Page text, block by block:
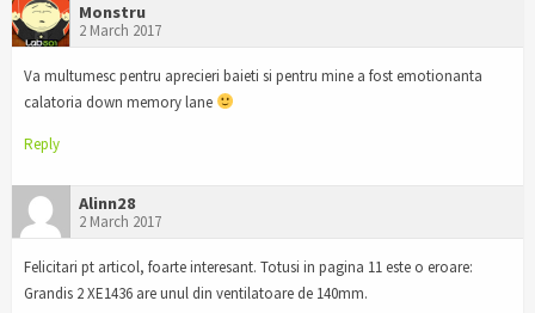
Monstru
2 March 2017
Va multumesc pentru aprecieri baieti si pentru mine a fost emotionanta
calatoria down memory lane
Reply
Alinn28
2 March 2017
Felicitari pt articol, foarte interesant. Totusi in pagina 11 este o eroare:
Grandis 2 XE1436 are unul din ventilatoare de 140mm.